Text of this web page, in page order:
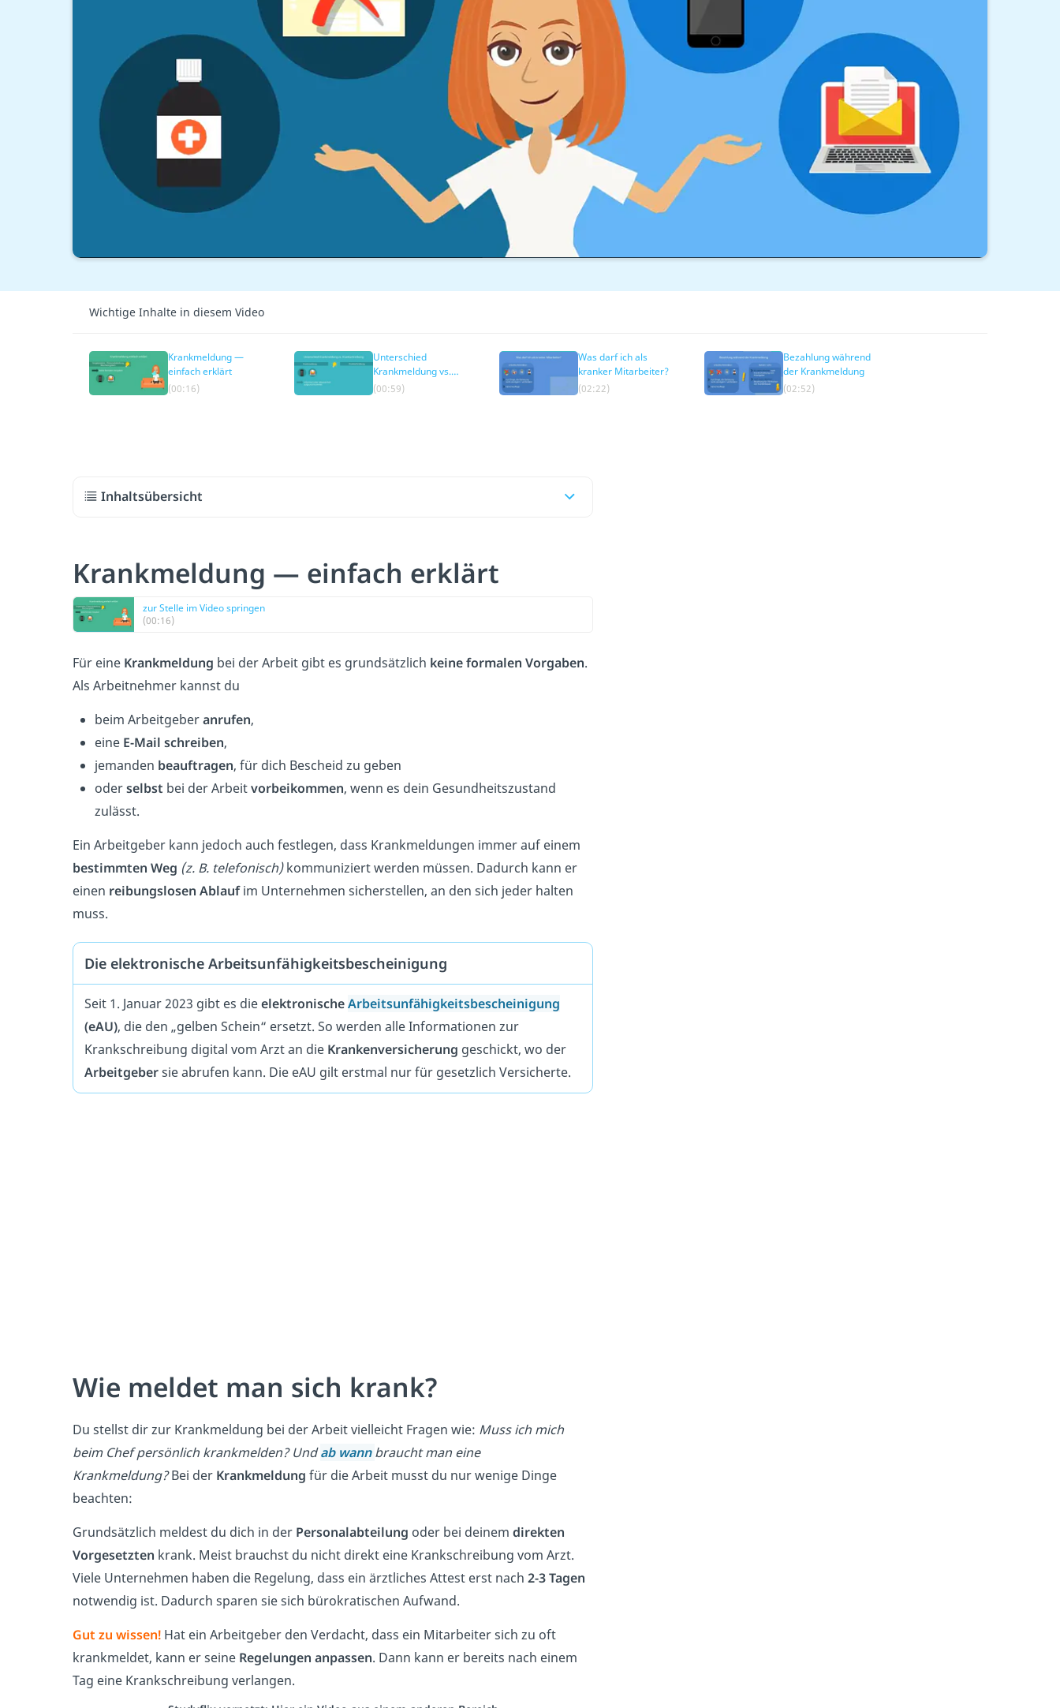
Wichtige Inhalte in diesem Video
Krankmeldung —
einfach erklärt
(00:16)
Unterschied
Krankmeldung vs.
Krankschreibung
(00:59)
Was darf ich als
kranker Mitarbeiter?
(02:22)
Bezahlung während
der Krankmeldung
(02:52)
Inhaltsübersicht
Krankmeldung — einfach erklärt
zur Stelle im Video springen
(00:16)
Für eine Krankmeldung bei der Arbeit gibt es grundsätzlich keine formalen Vorgaben.
Als Arbeitnehmer kannst du
beim Arbeitgeberanrufen,
eine E-Mail schreiben,
jemanden beauftragen, für dich Bescheid zu geben
oderselbst bei der Arbeitvorbeikommen, wenn es dein Gesundheitszustand
zulässt.
Ein Arbeitgeber kann jedoch auch festlegen, dass Krankmeldungen immer auf einem
bestimmten Weg (z. B. telefonisch)kommuniziert werden müssen. Dadurch kann er
einen reibungslosen Ablaufim Unternehmen sicherstellen, an den sich jeder halten
muss.
Die elektronische Arbeitsunfähigkeitsbescheinigung
Seit 1. Januar 2023 gibt es dieelektronischeArbeitsunfähigkeitsbescheinigung
(eAU), die den „gelben Schein“ ersetzt. So werden alle Informationen zur
Krankschreibung digital vom Arzt an die Krankenversicherung geschickt, wo der
Arbeitgebersie abrufen kann. Die eAU gilt erstmal nur für gesetzlich Versicherte.
Wie meldet man sich krank?
Du stellst dir zur Krankmeldung bei der Arbeit vielleicht Fragen wie: Muss ich mich
beim Chef persönlich krankmelden? Undab wannbraucht man eine
Krankmeldung?Bei der Krankmeldung für die Arbeit musst du nur wenige Dinge
beachten:
Grundsätzlich meldest du dich in der Personalabteilung oder bei deinem direkten
Vorgesetzten krank. Meist brauchst du nicht direkt eine Krankschreibung vom Arzt.
Viele Unternehmen haben die Regelung, dass ein ärztliches Attest erst nach 2-3 Tagen
notwendig ist. Dadurch sparen sie sich bürokratischen Aufwand.
Gut zu wissen! Hat ein Arbeitgeber den Verdacht, dass ein Mitarbeiter sich zu oft
krankmeldet, kann er seine Regelungen anpassen. Dann kann er bereits nach einem
Tag eine Krankschreibung verlangen.